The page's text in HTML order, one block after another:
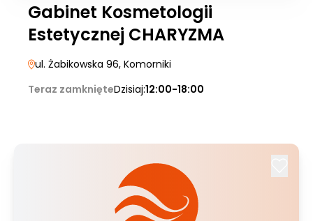
Gabinet Kosmetologii
Estetycznej CHARYZMA
ul. Żabikowska 96, Komorniki
Teraz zamknięteDzisiaj:12:00-18:00